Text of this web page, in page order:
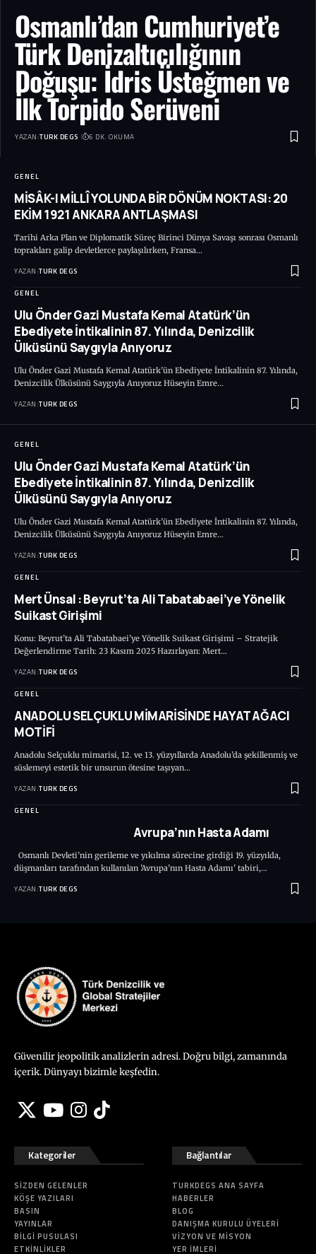
Osmanlı’dan Cumhuriyet’e
Türk Denizaltıcılığının
Doğuşu: İdris Üsteğmen ve
İlk Torpido Serüveni
YAZAN:TURK DEGS 6 DK. OKUMA
GENEL
MİSÂK-I MİLLÎ YOLUNDA BİR DÖNÜM NOKTASI: 20
EKİM 1921 ANKARA ANTLAŞMASI
Tarihi Arka Plan ve Diplomatik Süreç Birinci Dünya Savaşı sonrası Osmanlı
toprakları galip devletlerce paylaşılırken, Fransa…
YAZAN:TURK DEGS
GENEL
Ulu Önder Gazi Mustafa Kemal Atatürk’ün
Ebediyete İntikalinin 87. Yılında, Denizcilik
Ülküsünü Saygıyla Anıyoruz
Ulu Önder Gazi Mustafa Kemal Atatürk’ün Ebediyete İntikalinin 87. Yılında,
Denizcilik Ülküsünü Saygıyla Anıyoruz Hüseyin Emre…
YAZAN:TURK DEGS
GENEL
Ulu Önder Gazi Mustafa Kemal Atatürk’ün
Ebediyete İntikalinin 87. Yılında, Denizcilik
Ülküsünü Saygıyla Anıyoruz
Ulu Önder Gazi Mustafa Kemal Atatürk’ün Ebediyete İntikalinin 87. Yılında,
Denizcilik Ülküsünü Saygıyla Anıyoruz Hüseyin Emre…
YAZAN:TURK DEGS
GENEL
Mert Ünsal : Beyrut’ta Ali Tabatabaei’ye Yönelik
Suikast Girişimi
Konu: Beyrut’ta Ali Tabatabaei’ye Yönelik Suikast Girişimi – Stratejik
Değerlendirme Tarih: 23 Kasım 2025 Hazırlayan: Mert…
YAZAN:TURK DEGS
GENEL
ANADOLU SELÇUKLU MİMARİSİNDE HAYAT AĞACI
MOTİFİ
Anadolu Selçuklu mimarisi, 12. ve 13. yüzyıllarda Anadolu’da şekillenmiş ve
süslemeyi estetik bir unsurun ötesine taşıyan…
YAZAN:TURK DEGS
GENEL
Avrupa’nın Hasta Adamı
Osmanlı Devleti’nin gerileme ve yıkılma sürecine girdiği 19. yüzyılda,
düşmanları tarafından kullanılan 'Avrupa’nın Hasta Adamı' tabiri,…
YAZAN:TURK DEGS
Güvenilir jeopolitik analizlerin adresi. Doğru bilgi, zamanında
içerik. Dünyayı bizimle keşfedin.
Kategoriler
SIZDEN GELENLER
KÖŞE YAZILARI
BASIN
YAYINLAR
BILGI PUSULASI
ETKINLIKLER
Bağlantılar
TURKDEGS ANA SAYFA
HABERLER
BLOG
DANIŞMA KURULU ÜYELERI
VIZYON VE MISYON
YER İMLERI